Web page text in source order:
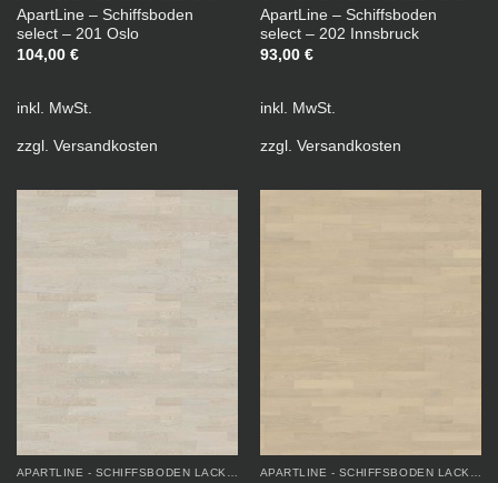
ApartLine – Schiffsboden
select – 201 Oslo
104,00 €
inkl. MwSt.
zzgl. Versandkosten
ApartLine – Schiffsboden
select – 202 Innsbruck
93,00 €
inkl. MwSt.
zzgl. Versandkosten
APARTLINE - SCHIFFSBODEN LACKIERT APARTLINE - SCHIFFSBODEN LACKIERT